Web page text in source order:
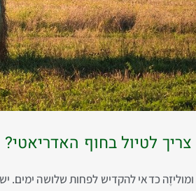
לטיול בחוף האדריאטי?
ומוליזֶה כדאי להקדיש לפחות שלושה